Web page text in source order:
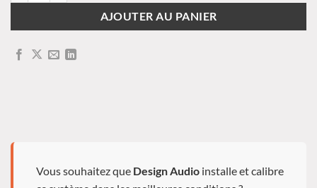
AJOUTER AU PANIER
Vous souhaitez que Design Audio installe et calibre